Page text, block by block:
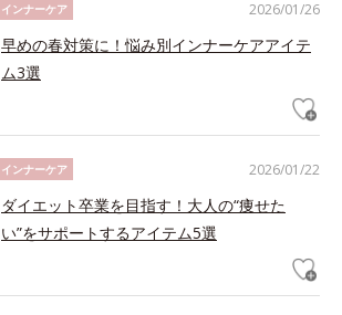
2026/01/26
インナーケア
早めの春対策に！悩み別インナーケアアイテ
ム3選
2026/01/22
インナーケア
ダイエット卒業を目指す！大人の“痩せた
い”をサポートするアイテム5選